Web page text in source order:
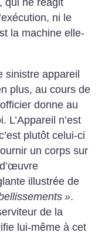
qui ne réagit
ni le
la machine elle-
sinistre appareil
plus, au cours de
donne au
L’Appareil n’est
plutôt celui-ci
un corps sur
illustrée de
».
de la
lui-même à cet